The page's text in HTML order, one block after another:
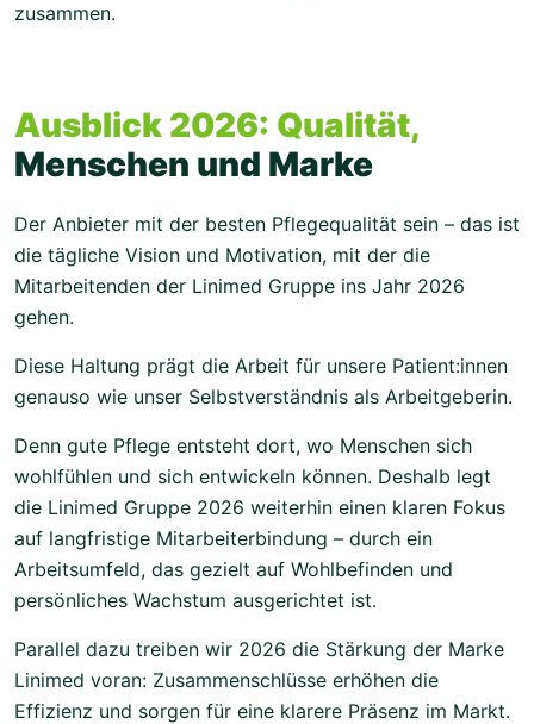
zusammen.
Ausblick 2026: Qualität,
Menschen und Marke
Der Anbieter mit der besten Pflegequalität sein – das ist
die tägliche Vision und Motivation, mit der die
Mitarbeitenden der Linimed Gruppe ins Jahr 2026
gehen.
Diese Haltung prägt die Arbeit für unsere Patient:innen
genauso wie unser Selbstverständnis als Arbeitgeberin.
Denn gute Pflege entsteht dort, wo Menschen sich
wohlfühlen und sich entwickeln können. Deshalb legt
die Linimed Gruppe 2026 weiterhin einen klaren Fokus
auf langfristige Mitarbeiterbindung – durch ein
Arbeitsumfeld, das gezielt auf Wohlbefinden und
persönliches Wachstum ausgerichtet ist.
Parallel dazu treiben wir 2026 die Stärkung der Marke
Linimed voran: Zusammenschlüsse erhöhen die
Effizienz und sorgen für eine klarere Präsenz im Markt.